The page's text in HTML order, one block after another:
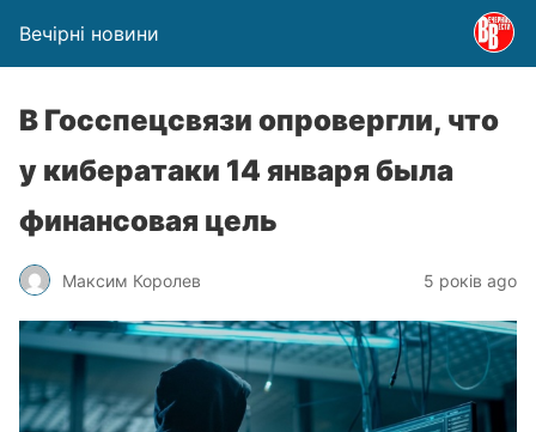
Вечірні новини
В Госспецсвязи опровергли, что
у кибератаки 14 января была
финансовая цель
Максим Королев 5 років ago